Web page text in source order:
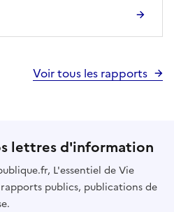
Voir tous les rapports
lettres d'information
L'essentiel de Vie
publics, publications de